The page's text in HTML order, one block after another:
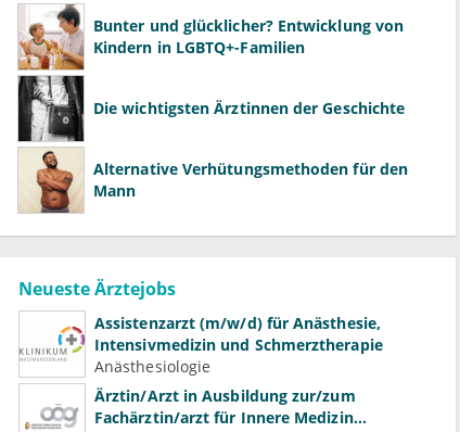
Bunter und glücklicher? Entwicklung von
Kindern in LGBTQ+-Familien
Die wichtigsten Ärztinnen der Geschichte
Alternative Verhütungsmethoden für den
Mann
Neueste Ärztejobs
Assistenzarzt (m/w/d) für Anästhesie,
Intensivmedizin und Schmerztherapie
Anästhesiologie
Ärztin/Arzt in Ausbildung zur/zum
Fachärztin/arzt für Innere Medizin